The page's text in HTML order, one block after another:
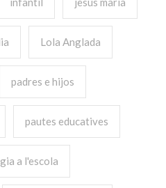
Lola Anglada
padres e hijos
pautes educatives
a l'escola